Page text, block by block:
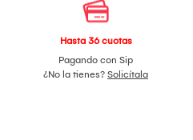
Hasta 36 cuotas
Pagando con Sip
¿No la tienes? Solicítala